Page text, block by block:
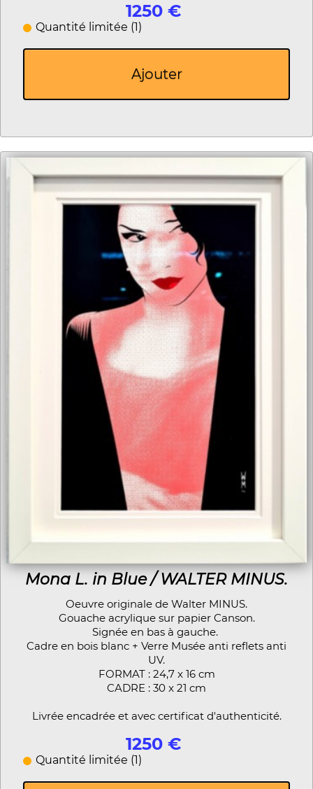
1250 €
Quantité limitée (1)
Ajouter
Mona L. in Blue / WALTER MINUS.
Oeuvre originale de Walter MINUS.
Gouache acrylique sur papier Canson.
Signée en bas à gauche.
Cadre en bois blanc + Verre Musée anti reflets anti
UV.
FORMAT : 24,7 x 16 cm
CADRE : 30 x 21 cm
Livrée encadrée et avec certificat d'authenticité.
1250 €
Quantité limitée (1)